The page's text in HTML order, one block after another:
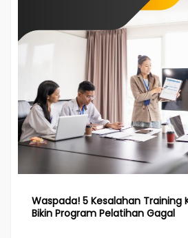
Waspada! 5 Kesalahan Training
Bikin Program Pelatihan Gagal